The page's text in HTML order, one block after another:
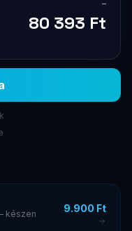
–
80 393 Ft
készen
9.900 Ft